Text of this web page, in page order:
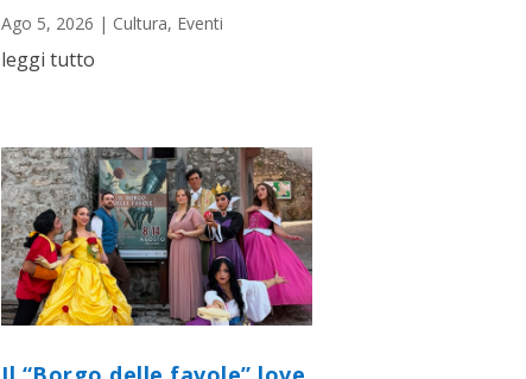
Ago 5, 2026 | Cultura, Eventi
leggi tutto